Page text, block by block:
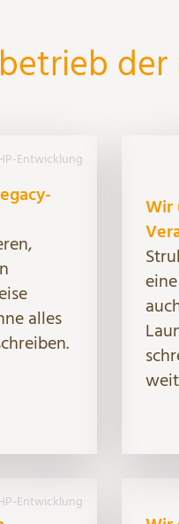
der
Entwicklung
alles
Wir
Entwicklung